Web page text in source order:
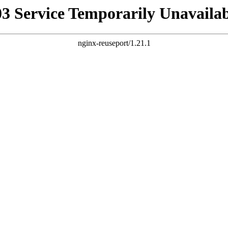
Service Temporarily
nginx-reuseport/1.21.1